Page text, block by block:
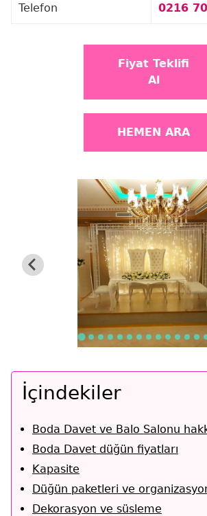
Telefon 0216
Fiyat Teklifi
Al
HEMEN ARA
İçindekiler
Boda Davet ve Balo Salonu
Boda Davet düğün fiyatları
Kapasite
Düğün paketleri ve
Dekorasyon ve süsleme